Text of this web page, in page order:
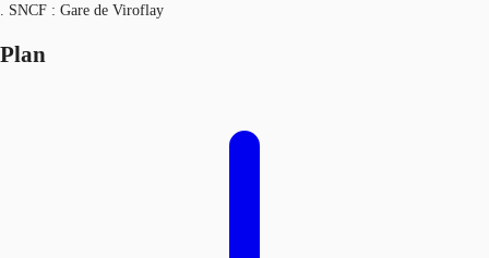
. SNCF : Gare de Viroflay
Plan